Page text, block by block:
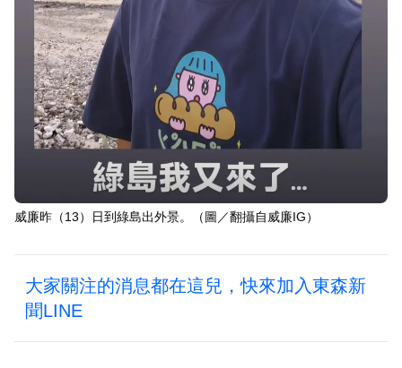
威廉昨（13）日到綠島出外景。（圖／翻攝自威廉IG）
大家關注的消息都在這兒，快來加入東森新
聞LINE